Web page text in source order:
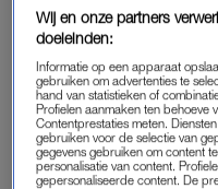
Wij en onze partners
doeleinden:
Informatie op een apparaat
gebruiken om advertenties te
hand van statistieken of
Profielen aanmaken ten behoeve
Contentprestaties meten.
gebruiken voor de selectie van
gegevens gebruiken om content
personalisatie van content.
gepersonaliseerde content. De